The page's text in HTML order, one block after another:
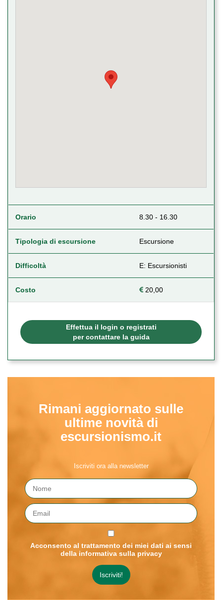
Orario 8.30 - 16.30
Tipologia di escursione Escursione
Difficoltà E: Escursionisti
Costo 20,00
Effettua il login o registrati
per contattare la guida
Rimani aggiornato sulle
ultime novità di
escursionismo.it
Iscriviti ora alla newsletter
Acconsento al trattamento dei miei dati ai sensi
della informativa sulla privacy